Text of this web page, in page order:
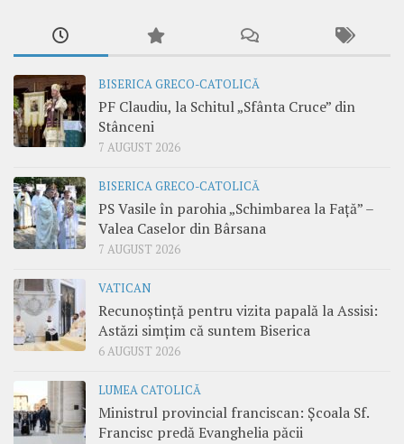
BISERICA GRECO-CATOLICĂ
PF Claudiu, la Schitul „Sfânta Cruce” din
Stânceni
7 AUGUST 2026
BISERICA GRECO-CATOLICĂ
PS Vasile în parohia „Schimbarea la Față” –
Valea Caselor din Bârsana
7 AUGUST 2026
VATICAN
Recunoștință pentru vizita papală la Assisi:
Astăzi simțim că suntem Biserica
6 AUGUST 2026
LUMEA CATOLICĂ
Ministrul provincial franciscan: Școala Sf.
Francisc predă Evanghelia păcii